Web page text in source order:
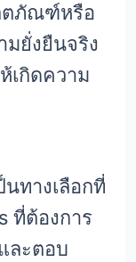
ตภัณฑ์หรือ
ยั่งยืนจริง
เกิดความ
ทางเลือกที่
ที่ต้องการ
ละตอบ